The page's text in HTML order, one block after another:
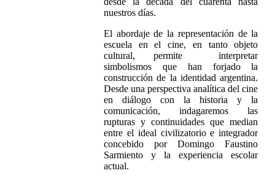
nuestros días.
El abordaje de la representación de la
escuela en el cine, en tanto objeto
cultural, permite
interpretar
simbolismos que han forjado la
construcción de la identidad argentina.
Desde una perspectiva analítica del cine
en diálogo con la historia y la
comunicación, indagaremos las
rupturas y continuidades que median
entre el ideal civilizatorio e integrador
concebido por Domingo Faustino
Sarmiento y la experiencia escolar
actual.